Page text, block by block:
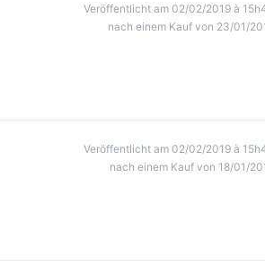
Veröffentlicht am 02/02/2019 à
nach einem Kauf von 23/01/
Veröffentlicht am 02/02/2019 à
nach einem Kauf von 18/01/